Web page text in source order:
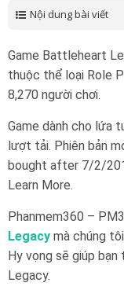
Nội dung bài viết
Game Battleheart
thuộc thể loại Role
8,270 người chơi.
Game dành cho lứa
lượt tải. Phiên bản
bought after 7/2/
Learn More.
Phanmem360 –
Legacy mà chúng
Hy vọng sẽ giúp
Legacy.